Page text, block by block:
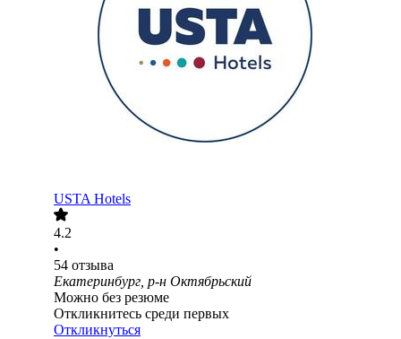
USTA Hotels
4.2
•
54 отзыва
Екатеринбург, р-н Октябрьский
Можно без резюме
Откликнитесь среди первых
Откликнуться